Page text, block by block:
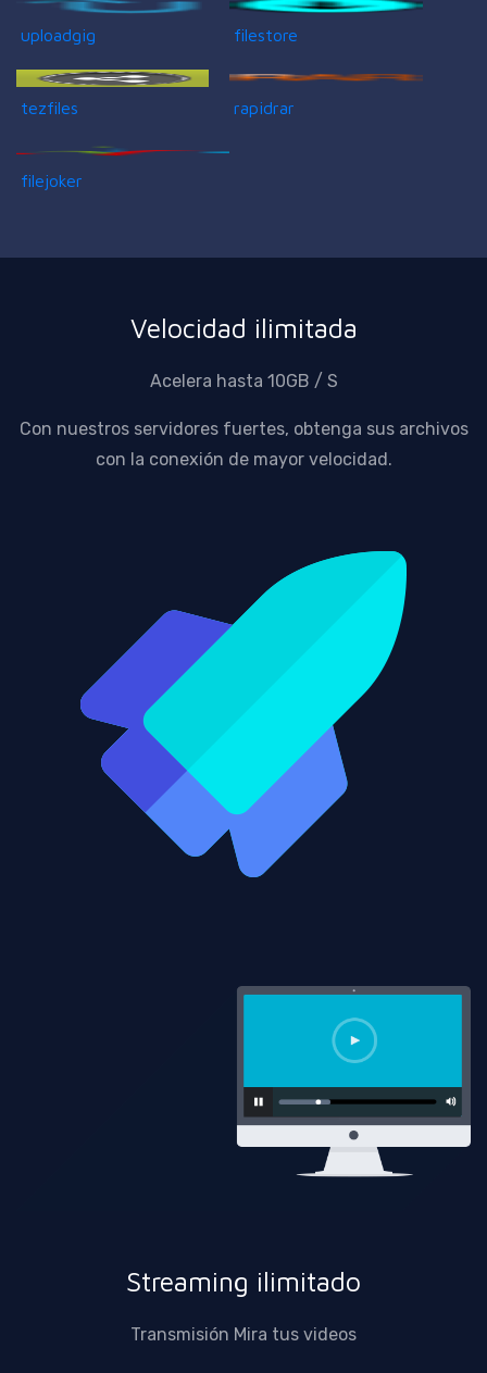
uploadgig filestore
tezfiles rapidrar
filejoker
Velocidad ilimitada
Acelera hasta 10GB / S
Con nuestros servidores fuertes, obtenga sus archivos
con la conexión de mayor velocidad.
Streaming ilimitado
Transmisión Mira tus videos